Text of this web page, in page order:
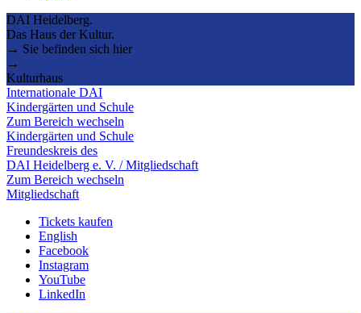
DAI Heidelberg.
Das Haus der Kultur.
→ Sie befinden sich hier
→
Kulturhaus
Internationale DAI
Kindergärten und Schule
Zum Bereich wechseln
Kindergärten und Schule
Freundeskreis des
DAI Heidelberg e. V. / Mitgliedschaft
Zum Bereich wechseln
Mitgliedschaft
Tickets kaufen
English
Facebook
Instagram
YouTube
LinkedIn